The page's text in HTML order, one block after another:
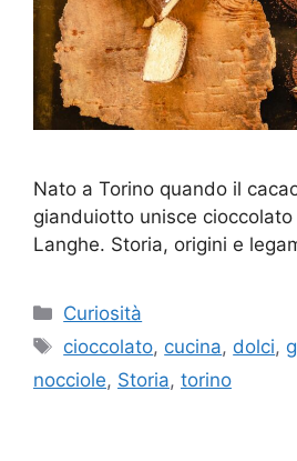
Nato a Torino quando il
gianduiotto unisce
Langhe. Storia, origini e
Categorie
Curiosità
Tag
cioccolato, cucina, dolci,
nocciole, Storia, torino